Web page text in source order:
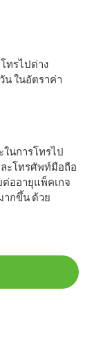
ทรไปต่าง
น ในอัตราค่า
นการโทรไป
ะโทรศัพท์มือถือ
ออายุแพ็คเกจ
กขึ้น ด้วย